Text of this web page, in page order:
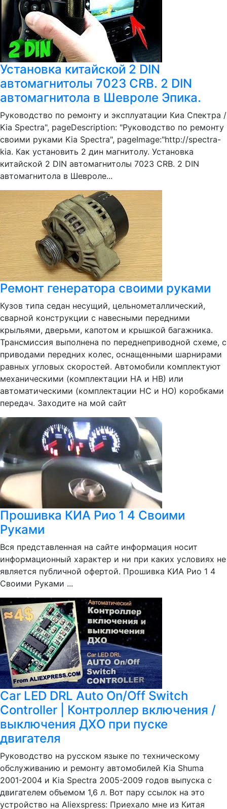
Установка китайской 2 DIN
автомагнитолы 7023 CRB. 2 DIN
автомагнитола в Шевроле Эпика.
Руководство по ремонту и эксплуатации Киа Спектра /
Kia Spectra", pageDescription: "Руководство по ремонту
своими руками Kia Spectra", pageImage:"http://spectra-
kia. Как установить 2 дин магнитолу. Установка
китайской 2 DIN автомагнитолы 7023 CRB. 2 DIN
автомагнитола в Шевроле...
Ремонт генератора своими руками
Кузов типа седан несущий, цельнометаллический,
сварной конструкции с навесными передними
крыльями, дверьми, капотом и крышкой багажника.
Трансмиссия выполнена по переднеприводной схеме, с
приводами передних колес, оснащенными шарнирами
равных угловых скоростей. Автомобили комплектуют
механическими (комплектации НА и НВ) или
автоматическими (комплектации НС и НО) коробками
передач. Заходите на мой сайт
Прошивка КИА Рио 1 4 Своими
Руками
Вся представленная на сайте информация носит
информационный характер и ни при каких условиях не
является публичной офертой. Прошивка КИА Рио 1 4
Своими Руками ...
Car LED DRL Auto On/Off Switch
Controller | Контроллер включения /
выключения ДХО при пуске
двигателя
Руководство на русском языке по техническому
обслуживанию и ремонту автомобилей Kia Shuma
2001-2004 и Kia Spectra 2005-2009 годов выпуска с
двигателем объемом 1,6 л. Вот пару ссылок на это
устройство на Aliexspress: Приехало мне из Китая